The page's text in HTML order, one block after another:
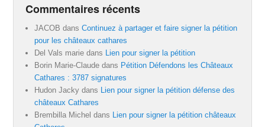
Commentaires récents
JACOB dansContinuez à partager et faire signer la pétition
pour les châteaux cathares
Del Vals marie dans
Lien pour signer la pétition
Borin Marie-Claude dans Pétition Défendons les Châteaux
Cathares : 3787 signatures
Hudon Jacky dans
Lien pour signer la pétition défense des
châteaux Cathares
Brembilla Michel dans
Lien pour signer la pétition châteaux